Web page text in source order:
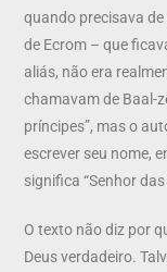
quando precisava
de Ecrom – que
aliás, não era
chamavam de Baal-
príncipes”, mas o
escrever seu nome,
significa “Senhor
O texto não diz por
Deus verdadeiro.